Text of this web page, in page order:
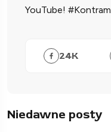
YouTube!
24K
Niedawne posty